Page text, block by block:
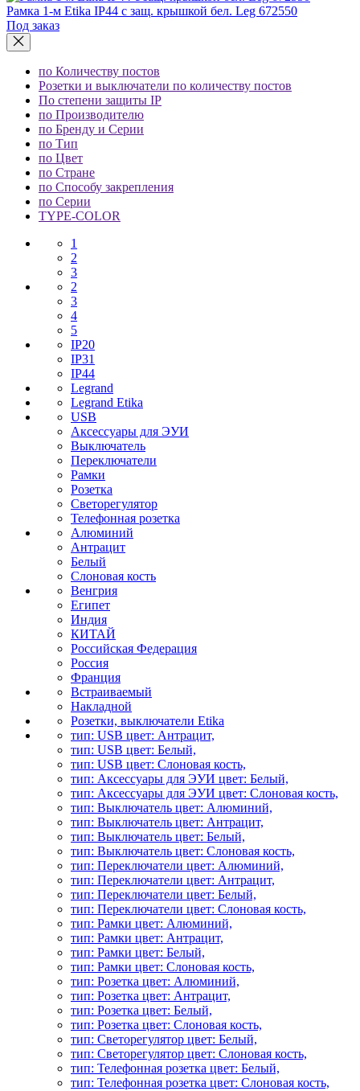
Рамка 1-м Etika IP44 с защ. крышкой бел. Leg 672550
Под заказ
по Количеству постов
Розетки и выключатели по количеству постов
По степени защиты IP
по Производителю
по Бренду и Серии
по Тип
по Цвет
по Стране
по Способу закрепления
по Серии
TYPE-COLOR
1
2
3
2
3
4
5
IP20
IP31
IP44
Legrand
Legrand Etika
USB
Аксессуары для ЭУИ
Выключатель
Переключатели
Рамки
Розетка
Светорегулятор
Телефонная розетка
Алюминий
Антрацит
Белый
Слоновая кость
Венгрия
Египет
Индия
КИТАЙ
Российская Федерация
Россия
Франция
Встраиваемый
Накладной
Розетки, выключатели Etika
тип: USB цвет: Антрацит,
тип: USB цвет: Белый,
тип: USB цвет: Слоновая кость,
тип: Аксессуары для ЭУИ цвет: Белый,
тип: Аксессуары для ЭУИ цвет: Слоновая кость,
тип: Выключатель цвет: Алюминий,
тип: Выключатель цвет: Антрацит,
тип: Выключатель цвет: Белый,
тип: Выключатель цвет: Слоновая кость,
тип: Переключатели цвет: Алюминий,
тип: Переключатели цвет: Антрацит,
тип: Переключатели цвет: Белый,
тип: Переключатели цвет: Слоновая кость,
тип: Рамки цвет: Алюминий,
тип: Рамки цвет: Антрацит,
тип: Рамки цвет: Белый,
тип: Рамки цвет: Слоновая кость,
тип: Розетка цвет: Алюминий,
тип: Розетка цвет: Антрацит,
тип: Розетка цвет: Белый,
тип: Розетка цвет: Слоновая кость,
тип: Светорегулятор цвет: Белый,
тип: Светорегулятор цвет: Слоновая кость,
тип: Телефонная розетка цвет: Белый,
тип: Телефонная розетка цвет: Слоновая кость,